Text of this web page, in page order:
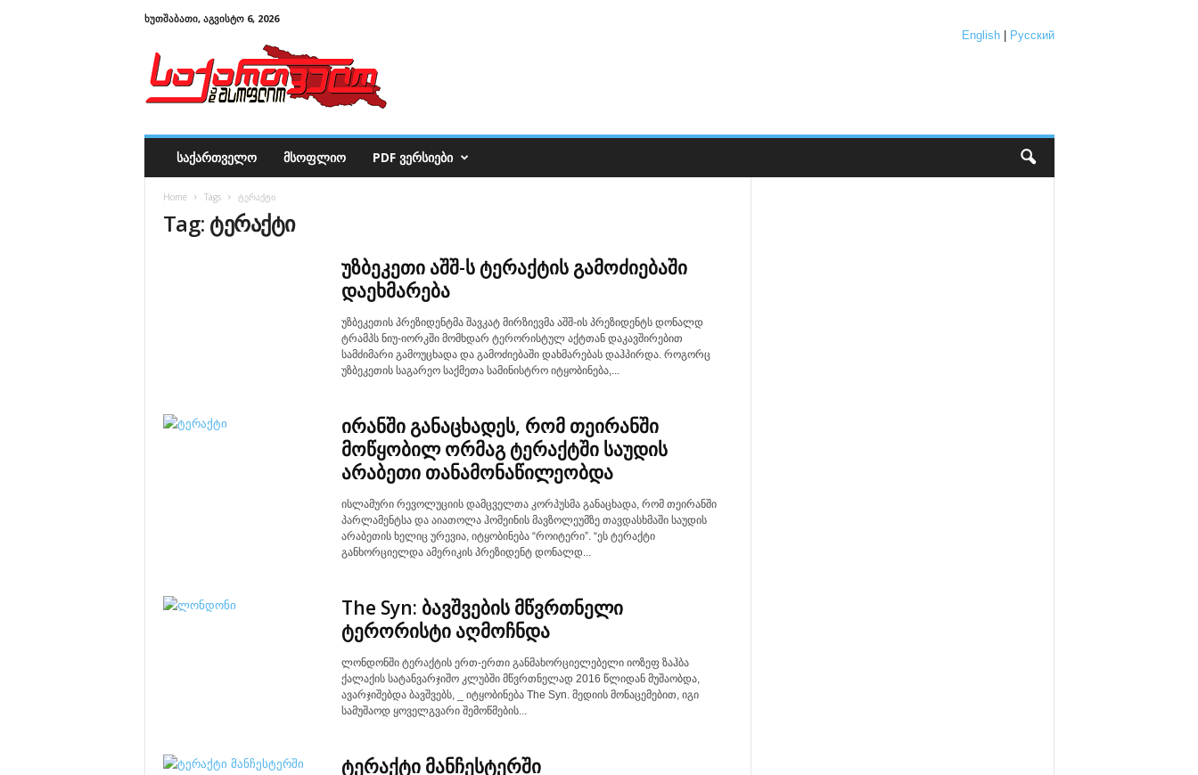
ᲮᲣᲗᲨᲐᲑᲐᲗᲘ, ᲐᲒᲕᲘᲡᲢᲝ 6, 2026
English| Русский
ᲡᲐᲥᲐᲠᲗᲕᲔᲚᲝ ᲛᲡᲝᲤᲚᲘᲝ PDF ᲕᲔᲠᲡᲘᲔᲑᲘ
Home Tags ტერაქტი
Tag: ტერაქტი
უზბეკეთი აშშ-ს ტერაქტის გამოძიებაში
დაეხმარება
უზბეკეთის პრეზიდენტმა შავკატ მირზიევმა აშშ-ის პრეზიდენტს დონალდ
ტრამპს ნიუ-იორკში მომხდარ ტერორისტულ აქტთან დაკავშირებით
სამძიმარი გამოუცხადა და გამოძიებაში დახმარებას დაჰპირდა. როგორც
უზბეკეთის საგარეო საქმეთა სამინისტრო იტყობინება,...
ირანში განაცხადეს, რომ თეირანში
მოწყობილ ორმაგ ტერაქტში საუდის
არაბეთი თანამონაწილეობდა
ისლამური რევოლუციის დამცველთა კორპუსმა განაცხადა, რომ თეირანში
პარლამენტსა და აიათოლა ჰომეინის მავზოლეუმზე თავდასხმაში საუდის
არაბეთის ხელიც ურევია, იტყობინება “როიტერი”. “ეს ტერაქტი
განხორციელდა ამერიკის პრეზიდენტ დონალდ...
The Syn: ბავშვების მწვრთნელი
ტერორისტი აღმოჩნდა
ლონდონში ტერაქტის ერთ-ერთი განმახორციელებელი იოზეფ ზაჰბა
ქალაქის სატანვარჯიშო კლუბში მწვრთნელად 2016 წლიდან მუშაობდა,
ავარჯიშებდა ბავშვებს, _ იტყობინება The Syn. მედიის მონაცემებით, იგი
სამუშაოდ ყოველგვარი შემოწმების...
ტერაქტი მანჩესტერში